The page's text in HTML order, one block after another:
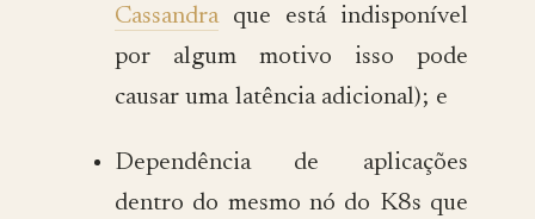
Cassandraque está indisponível
por algum motivo isso pode
causar uma latência adicional); e
Dependência de aplicações
dentro do mesmo nó do K8s que